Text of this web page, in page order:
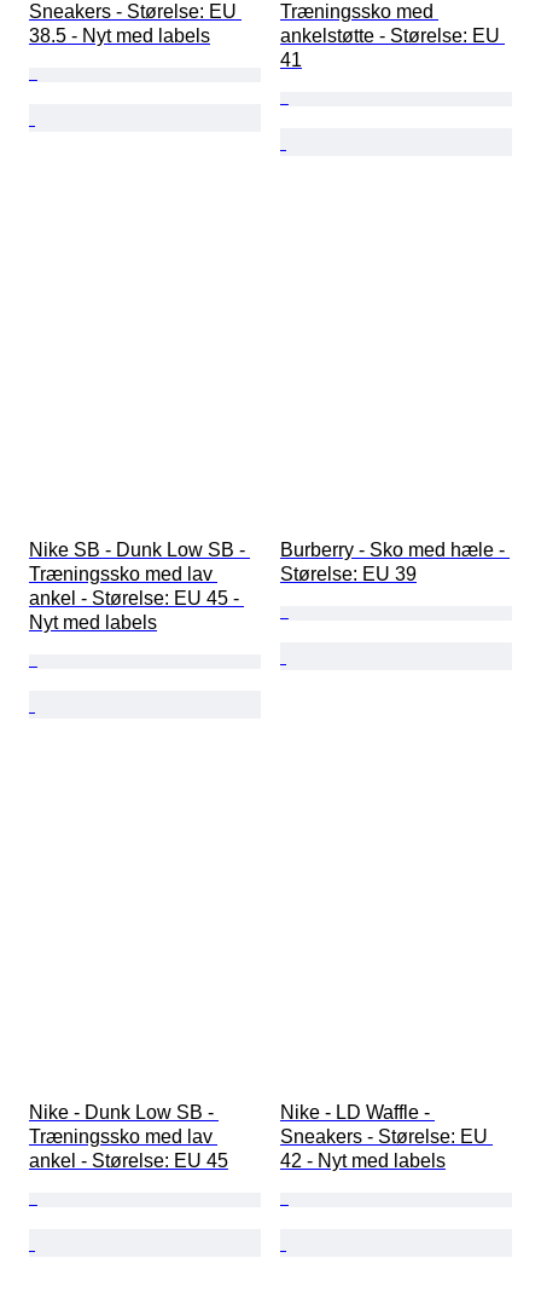
Sneakers - Størelse: EU
38.5 - Nyt med labels
Træningssko med
ankelstøtte - Størelse: EU
41
Nike SB - Dunk Low SB -
Træningssko med lav
ankel - Størelse: EU 45 -
Nyt med labels
Burberry - Sko med hæle -
Størelse: EU 39
Nike - Dunk Low SB -
Træningssko med lav
ankel - Størelse: EU 45
Nike - LD Waffle -
Sneakers - Størelse: EU
42 - Nyt med labels